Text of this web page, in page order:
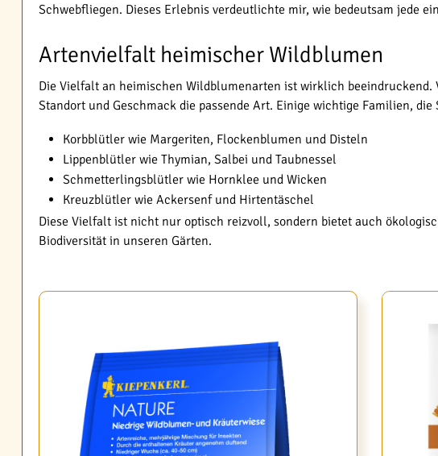
Schwebfliegen. Dieses Erlebnis verdeutlichte mir, wie bedeutsam jede
Artenvielfalt heimischer Wildblumen
Die Vielfalt an heimischen Wildblumenarten ist wirklich
Standort und Geschmack die passende Art. Einige wichtige Familien,
Korbblütler wie Margeriten, Flockenblumen und Disteln
Lippenblütler wie Thymian, Salbei und Taubnessel
Schmetterlingsblütler wie Hornklee und Wicken
Kreuzblütler wie Ackersenf und Hirtentäschel
Diese Vielfalt ist nicht nur optisch reizvoll, sondern bietet auch
Biodiversität in unseren Gärten.